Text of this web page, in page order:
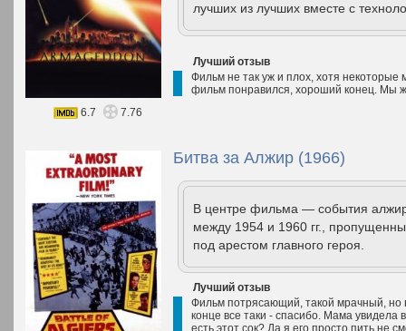
лучших из лучших вместе с
Лучший отзыв
Фильм не так уж и плох, хотя
фильм понравился, хороший конец. Мы
6.7
7.76
Битва за Алжир (1966)
В центре фильма — события
между 1954 и 1960 гг.,
под арестом главного героя.
Лучший отзыв
Фильм потрясающий, такой мрачный, но
конце все таки - спасибо. Мама увидела
есть этот сок? Да я его просто пить не